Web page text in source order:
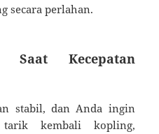
secara perlahan.
Saat Kecepatan
stabil, dan Anda ingin
tarik kembali kopling,